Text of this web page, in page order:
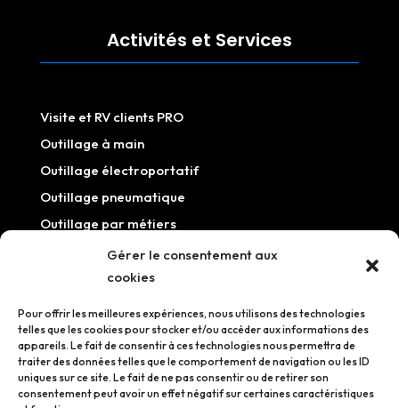
Gérer le consentement aux
cookies
Pour offrir les meilleures expériences, nous utilisons des technologies
telles que les cookies pour stocker et/ou accéder aux informations des
appareils. Le fait de consentir à ces technologies nous permettra de
traiter des données telles que le comportement de navigation ou les ID
uniques sur ce site. Le fait de ne pas consentir ou de retirer son
consentement peut avoir un effet négatif sur certaines caractéristiques
Activités et Services
Visite et RV clients PRO
Outillage à main
Outillage électroportatif
Outillage pneumatique
Outillage par métiers
Outillage / Equipement atelier
Information
Mentions légales